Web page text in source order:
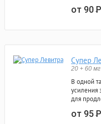
от 90Р
Супер
20 + 60 мг
В одной
усиления
для
от 95Р